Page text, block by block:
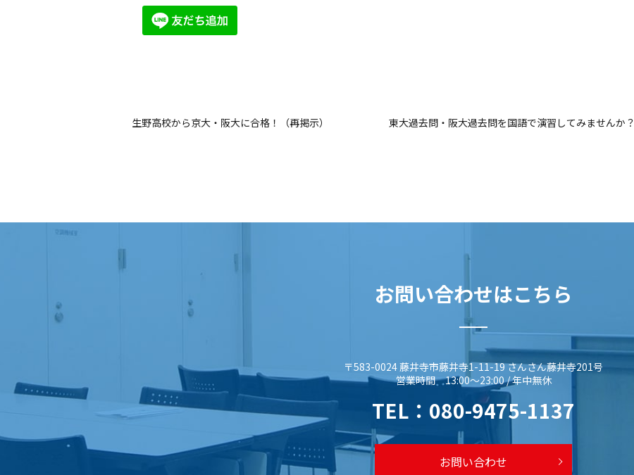
生野高校から京大・阪大に合格！（再掲示） 東大過去問・阪大過去問を国語で演習してみませんか？
お問い合わせはこちら
〒583-0024 藤井寺市藤井寺1-11-19 さんさん藤井寺201号
営業時間 13:00～23:00 / 年中無休
TEL： 080-9475-1137
お問い合わせ